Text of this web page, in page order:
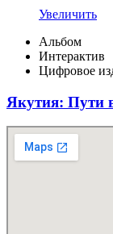
Увеличить
Альбом
Интерактив
Цифровое
Якутия: Пути